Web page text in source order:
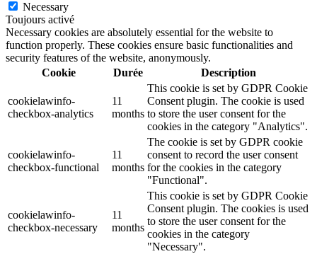
Necessary
Toujours activé
Necessary cookies are absolutely essential for the website to
function properly. These cookies ensure basic functionalities and
security features of the website, anonymously.
Cookie
Durée Description
cookielawinfo-
checkbox-analytics
11
months
This cookie is set by GDPR Cookie
Consent plugin. The cookie is used
to store the user consent for the
cookies in the category "Analytics".
cookielawinfo-
checkbox-functional
11
months
The cookie is set by GDPR cookie
consent to record the user consent
for the cookies in the category
"Functional".
cookielawinfo-
checkbox-necessary
11
months
This cookie is set by GDPR Cookie
Consent plugin. The cookies is used
to store the user consent for the
cookies in the category
"Necessary".